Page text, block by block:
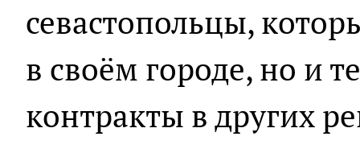
севастопольцы,
в своём городе, но и
контракты в других